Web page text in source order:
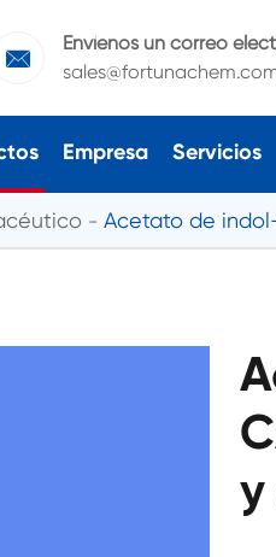

Envíenos un correo
Empresa Servicios
Acetato de